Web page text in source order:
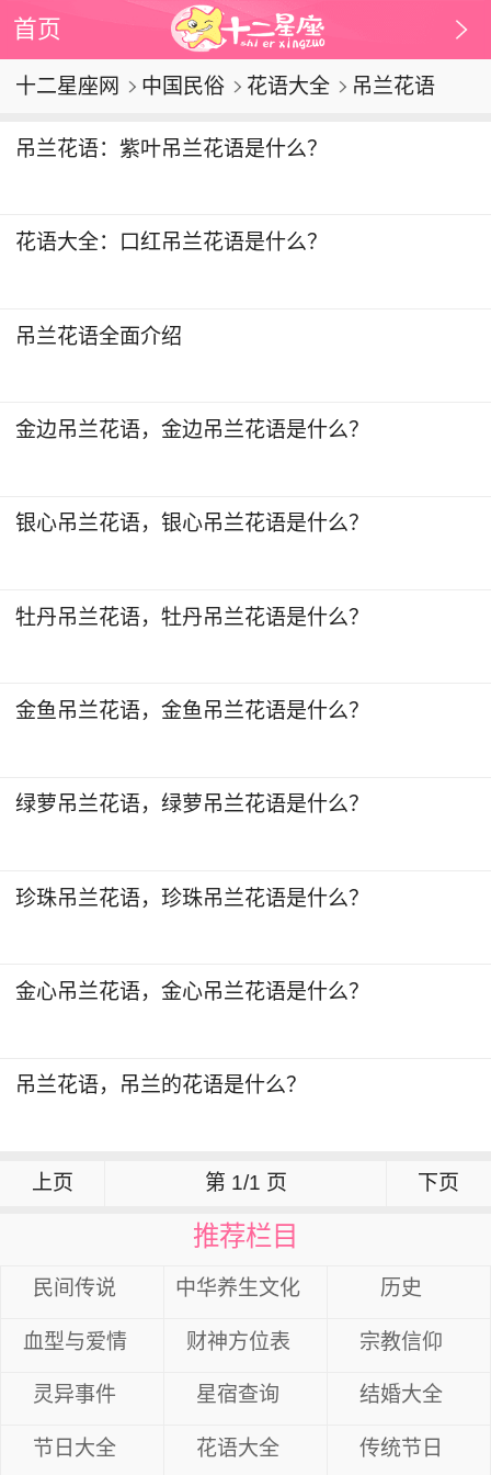
首页
十二星座网 中国民俗 花语大全 吊兰花语
吊兰花语：紫叶吊兰花语是什么？
花语大全：口红吊兰花语是什么？
吊兰花语全面介绍
金边吊兰花语，金边吊兰花语是什么？
银心吊兰花语，银心吊兰花语是什么？
牡丹吊兰花语，牡丹吊兰花语是什么？
金鱼吊兰花语，金鱼吊兰花语是什么？
绿萝吊兰花语，绿萝吊兰花语是什么？
珍珠吊兰花语，珍珠吊兰花语是什么？
金心吊兰花语，金心吊兰花语是什么？
吊兰花语，吊兰的花语是什么？
上页 第 1/1 页 下页
推荐栏目
民间传说 中华养生文化 历史
血型与爱情 财神方位表 宗教信仰
灵异事件 星宿查询 结婚大全
节日大全 花语大全 传统节日